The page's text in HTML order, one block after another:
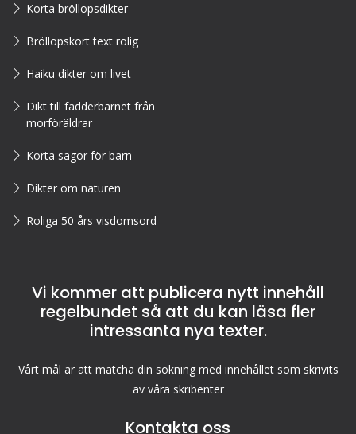
Korta bröllopsdikter
Bröllopskort text rolig
Haiku dikter om livet
Dikt till fadderbarnet från
morföräldrar
Korta sagor för barn
Dikter om naturen
Roliga 50 års visdomsord
Vi kommer att publicera nytt innehåll
regelbundet så att du kan läsa fler
intressanta nya texter.
Vårt mål är att matcha din sökning med innehållet som skrivits
av våra skribenter
Kontakta oss